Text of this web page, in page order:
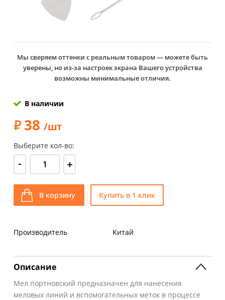
Мы сверяем оттенки с реальным товаром — можете быть
уверены, но из-за настроек экрана Вашего устройства
возможны минимальные отличия.
В наличии
38 /шт
Выберите кол-во:
- +
В корзину Купить в 1 клик
Производитель Китай
Описание
Мел портновский предназначен для нанесения
меловых линий и вспомогательных меток в процессе